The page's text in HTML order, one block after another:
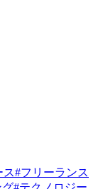
ス#フリーランス